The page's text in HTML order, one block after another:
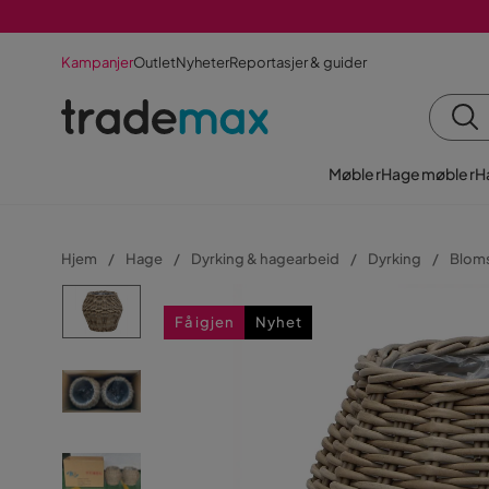
KampanjerOutletNyheterReportasjer & guider
MøblerHagemøbler
Hjem Hage Dyrking & hagearbeid Dyrking
Få igjen Nyhet